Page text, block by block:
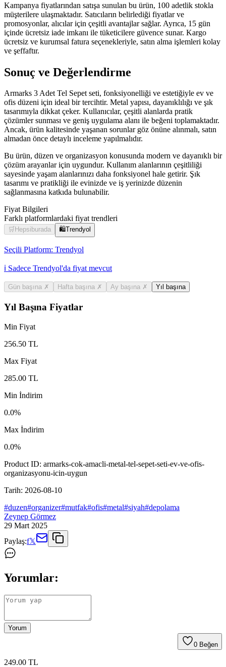
Kampanya fiyatlarından satışa sunulan bu ürün, 100 adetlik stokla
müşterilere ulaşmaktadır. Satıcıların belirlediği fiyatlar ve
promosyonlar, alıcılar için çeşitli avantajlar sağlar. Ayrıca, 15 gün
içinde ücretsiz iade imkanı ile tüketicilere güvence sunar. Kargo
ücretsiz ve kurumsal fatura seçenekleriyle, satın alma işlemleri kolay
ve şeffaftır.
Sonuç ve Değerlendirme
Armarks 3 Adet Tel Sepet seti, fonksiyonelliği ve estetiğiyle ev ve
ofis düzeni için ideal bir tercihtir. Metal yapısı, dayanıklılığı ve şık
tasarımıyla dikkat çeker. Kullanıcılar, çeşitli alanlarda pratik
çözümler sunması ve geniş uygulama alanı ile beğeni toplamaktadır.
Ancak, ürün kalitesinde yaşanan sorunlar göz önüne alınmalı, satın
almadan önce detaylı inceleme yapılmalıdır.
Bu ürün, düzen ve organizasyon konusunda modern ve dayanıklı bir
çözüm arayanlar için uygundur. Kullanım alanlarının çeşitliliği
sayesinde yaşam alanlarınızı daha fonksiyonel hale getirir. Şık
tasarımı ve pratikliği ile evinizde ve iş yerinizde düzenin
sağlanmasına katkıda bulunabilir.
Fiyat Bilgileri
Farklı platformlardaki fiyat trendleri
🛒 Hepsiburada 🛍️Trendyol
Seçili Platform: Trendyol
ℹ️ Sadece Trendyol'da fiyat mevcut
Gün başına ✗ Hafta başına ✗ Ay başına ✗ Yıl başına
Yıl Başına Fiyatlar
Min Fiyat
256.50 TL
Max Fiyat
285.00 TL
Min İndirim
0.0%
Max İndirim
0.0%
Product ID: armarks-cok-amacli-metal-tel-sepet-seti-ev-ve-ofis-
organizasyonu-icin-uygun
Tarih: 2026-08-10
#duzen#organizer#mutfak#ofis#metal#siyah#depolama
Zeynep Görmez
29 Mart 2025
Paylaş:f𝕏
Yorumlar:
Yorum
0 Beğen
249.00 TL